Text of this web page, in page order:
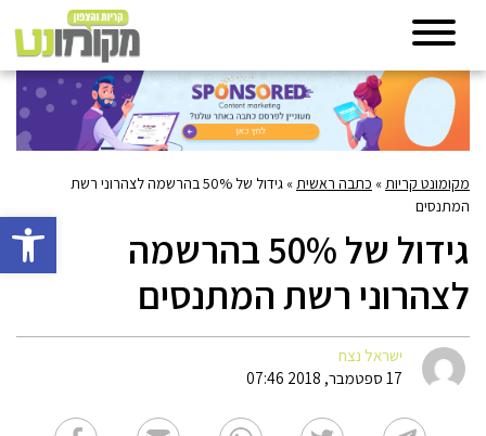
פתח
מקומונט קריות » כתבה ראשית »
גידול של 50% בהרשמה לצהרוני רשת
המתנסים
גידול של 50% בהרשמה
לצהרוני רשת המתנסים
ישראל נצח
17 ספטמבר, 2018 07:46